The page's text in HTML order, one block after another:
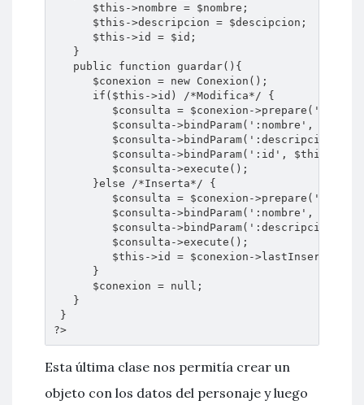
$this->nombre = $nombre;
$this->descripcion = $descipcion;
$this->id = $id;
}
public function guardar(){
$conexion = new Conexion();
if($this->id) /*Modifica*/ {
$consulta = $conexion->prepare('UPDATE '
$consulta->bindParam(':nombre', $this-
$consulta->bindParam(':descripcion',
$consulta->bindParam(':id', $this-
$consulta->execute();
}else /*Inserta*/ {
$consulta = $conexion->prepare('INSERT
$consulta->bindParam(':nombre', $this-
$consulta->bindParam(':descripcion',
$consulta->execute();
$this->id = $conexion->lastInsertId();
}
$conexion = null;
}
}
?>
Esta última clase nos permitía crear un
objeto con los datos del personaje y luego